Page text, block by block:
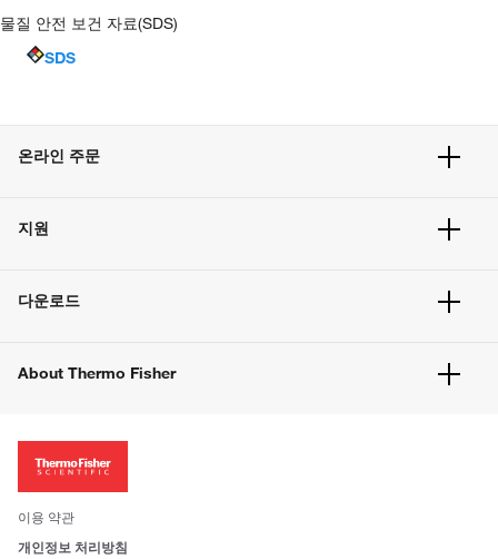
물질 안전 보건 자료(SDS)
SDS
온라인 주문
주문 방법
벌크 주문
지원
고객 센터
웹사이트 개선사항
다운로드
About Thermo Fisher
투자자
사회적 책임
브랜드
이용 약관
개인정보 처리방침